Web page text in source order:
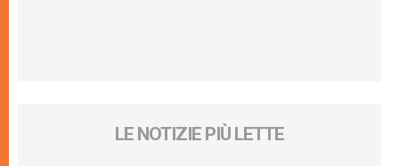
LE NOTIZIE PIÙ LETTE